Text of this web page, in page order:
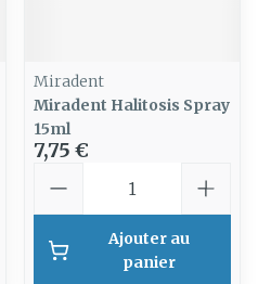
Miradent
Miradent Halitosis Spray
15ml
7,75 €
Ajouter au
panier